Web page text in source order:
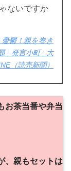
ないですか
鬱！親を巻き
: 発言小町 : 大
（読売新聞）
お茶当番や弁当
、親もセットは